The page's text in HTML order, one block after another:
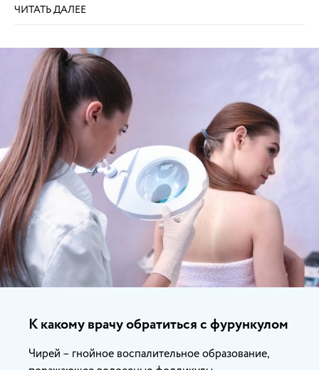
ЧИТАТЬ ДАЛЕЕ
К какому врачу обратиться с фурункулом
Чирей – гнойное воспалительное образование,